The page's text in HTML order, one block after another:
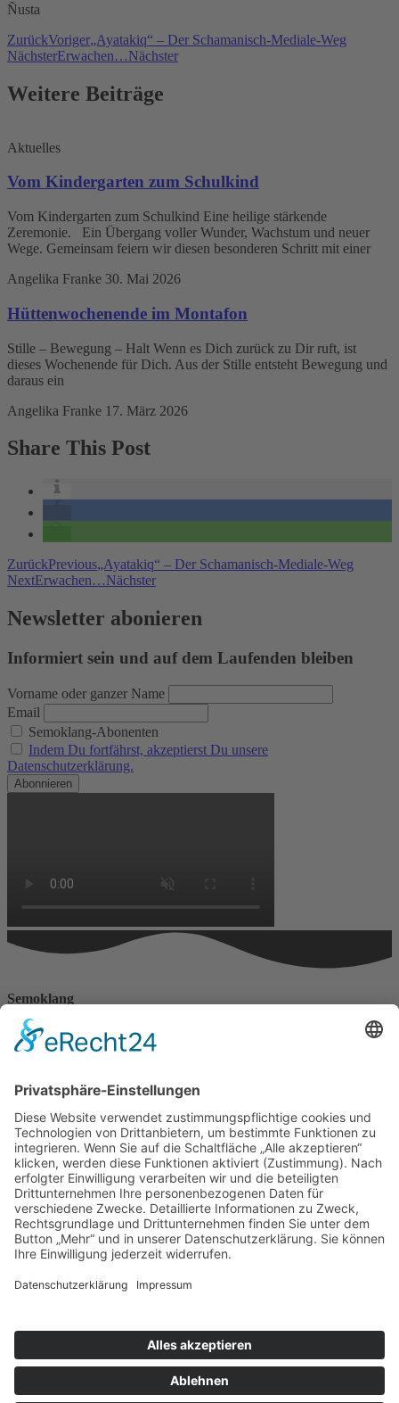
Ñusta
ZurückVoriger„Ayatakiq“ – Der Schamanisch-Mediale-Weg
NächsterErwachen…Nächster
Weitere Beiträge
Aktuelles
Vom Kindergarten zum Schulkind
Vom Kindergarten zum Schulkind Eine heilige stärkende
Zeremonie. Ein Übergang voller Wunder, Wachstum und neuer
Wege. Gemeinsam feiern wir diesen besonderen Schritt mit einer
Angelika Franke 30. Mai 2026
Hüttenwochenende im Montafon
Stille – Bewegung – Halt Wenn es Dich zurück zu Dir ruft, ist
dieses Wochenende für Dich. Aus der Stille entsteht Bewegung und
daraus ein
Angelika Franke 17. März 2026
Share This Post
ZurückPrevious„Ayatakiq“ – Der Schamanisch-Mediale-Weg
NextErwachen…Nächster
Newsletter abonieren
Informiert sein und auf dem Laufenden bleiben
Vorname oder ganzer Name
Email
Semoklang-Abonenten
Indem Du fortfährst, akzeptierst Du unsere
Datenschutzerklärung.
Semoklang
Haus der Lebenskraft
Erzbergerstr. 15
88239 Wangen
Telefonnummer: 0170 777 4388
Impressum
Datenschutzerklärungen
Datenschutzerklärung
Datenschutzerklärung Social–Media–Auftritte
Impressum
Datenschutzerklärungen
Datenschutzerklärung